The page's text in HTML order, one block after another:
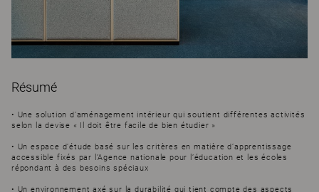
Résumé
• Une solution d’aménagement intérieur qui soutient différentes activités
selon la devise « Il doit être facile de bien étudier »
• Un espace d’étude basé sur les critères en matière d’apprentissage
accessible fixés par l’Agence nationale pour l’éducation et les écoles
répondant à des besoins spéciaux
• Un environnement axé sur la durabilité qui tient compte des aspects